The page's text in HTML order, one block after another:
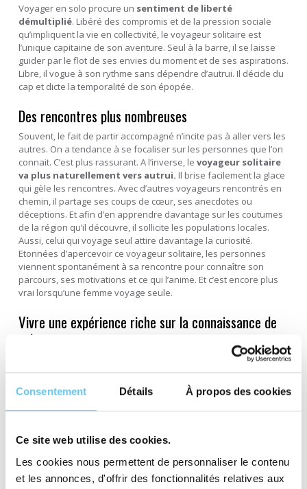
Consentement Détails À propos des cookies
Ce site web utilise des cookies.
Les cookies nous permettent de personnaliser le contenu
et les annonces, d'offrir des fonctionnalités relatives aux
Voyager en solo procure un sentiment de liberté
démultiplié. Libéré des compromis et de la pression sociale
qu’impliquent la vie en collectivité, le voyageur solitaire est
l’unique capitaine de son aventure. Seul à la barre, il se laisse
guider par le flot de ses envies du moment et de ses aspirations.
Libre, il vogue à son rythme sans dépendre d’autrui. Il décide du
cap et dicte la temporalité de son épopée.
Des rencontres plus nombreuses
Souvent, le fait de partir accompagné n’incite pas à aller vers les
autres. On a tendance à se focaliser sur les personnes que l’on
connait. C’est plus rassurant. A l’inverse, le voyageur solitaire
va plus naturellement vers autrui. Il brise facilement la glace
qui gèle les rencontres. Avec d’autres voyageurs rencontrés en
chemin, il partage ses coups de cœur, ses anecdotes ou
déceptions. Et afin d’en apprendre davantage sur les coutumes
de la région qu’il découvre, il sollicite les populations locales.
Aussi, celui qui voyage seul attire davantage la curiosité.
Etonnées d’apercevoir ce voyageur solitaire, les personnes
viennent spontanément à sa rencontre pour connaître son
parcours, ses motivations et ce qui l’anime. Et c’est encore plus
vrai lorsqu’une femme voyage seule.
Vivre une expérience riche sur la connaissance de
soi
La plupart des voyageurs qui ont tenté l’expérience solitaire le
confirme : voyager seul permet de mieux faire connaissance
avec soi-même. Ce
tête-à-tête avec soi est l’occasion de
cerner ce qu’on aime et ses envies profondes, ou au contraire
de mettre des mots sur ce qui nous tracasse et sur ses peurs
d’introspection personnelle qui offre une occasion unique de
Prêt à tenter l’expérience ?